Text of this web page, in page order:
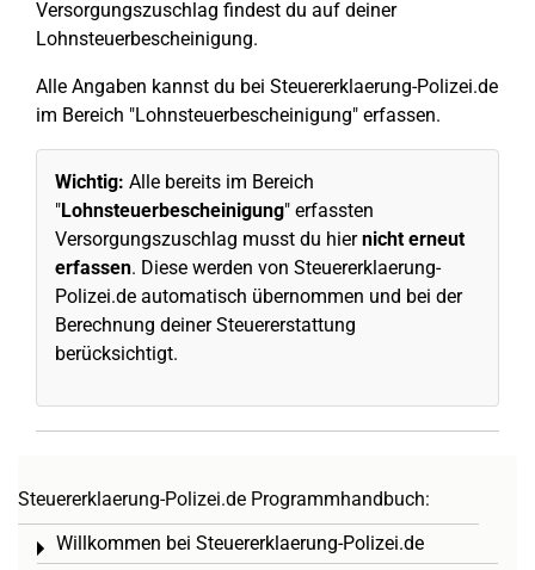
Versorgungszuschlag findest du auf deiner
Lohnsteuerbescheinigung.
Alle Angaben kannst du bei Steuererklaerung-Polizei.de
im Bereich "Lohnsteuerbescheinigung" erfassen.
Wichtig: Alle bereits im Bereich
"Lohnsteuerbescheinigung" erfassten
Versorgungszuschlag musst du hiernicht erneut
erfassen. Diese werden von Steuererklaerung-
Polizei.de automatisch übernommen und bei der
Berechnung deiner Steuererstattung
berücksichtigt.
Steuererklaerung-Polizei.de Programmhandbuch:
Willkommen bei Steuererklaerung-Polizei.de
Toggle menu